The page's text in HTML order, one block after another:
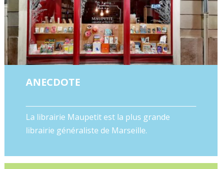
ANECDOTE
La librairie Maupetit est la plus grande
librairie généraliste de Marseille.